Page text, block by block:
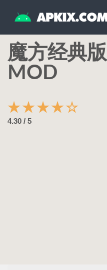
魔方经典版
MOD
☆
★
★
★
★
4.30 / 5